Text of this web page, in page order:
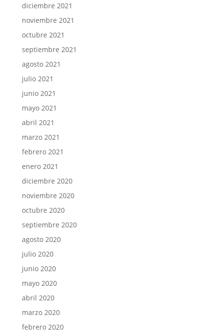
diciembre 2021
noviembre 2021
octubre 2021
septiembre 2021
agosto 2021
julio 2021
junio 2021
mayo 2021
abril 2021
marzo 2021
febrero 2021
enero 2021
diciembre 2020
noviembre 2020
octubre 2020
septiembre 2020
agosto 2020
julio 2020
junio 2020
mayo 2020
abril 2020
marzo 2020
febrero 2020